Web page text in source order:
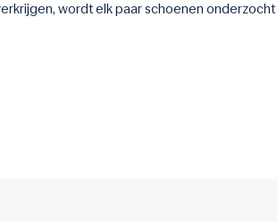
wordt elk paar schoenen